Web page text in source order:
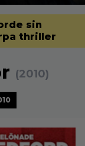
sin
thriller
(2010)